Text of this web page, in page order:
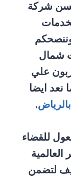
شركة
شمال
علي
نعد ايضا
.
للقضاء
لتضمن